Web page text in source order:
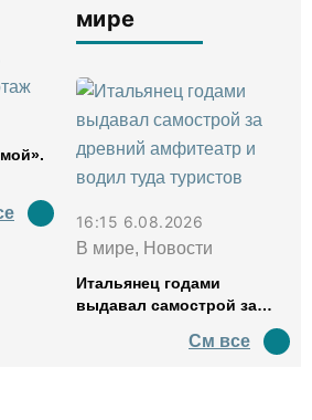
мире
16:15 6.08.2026
В мире, Новости
Итальянец годами
выдавал самострой за
водил туда туристов
См все